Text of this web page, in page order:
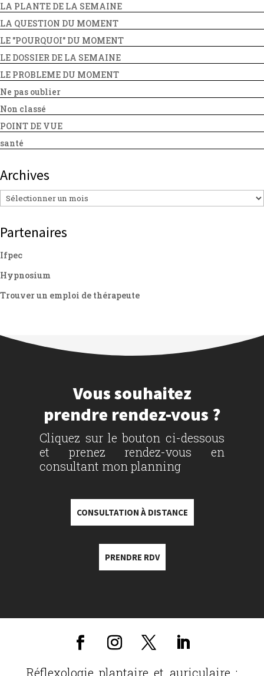
LA PLANTE DE LA SEMAINE
LA QUESTION DU MOMENT
LE "POURQUOI" DU MOMENT
LE DOSSIER DE LA SEMAINE
LE PROBLEME DU MOMENT
Ne pas oublier
Non classé
POINT DE VUE
santé
Archives
Archives
Partenaires
Ifpec
Hypnosium
Trouver un emploi de thérapeute
Vous souhaitez
prendre rendez-vous ?
Cliquez sur le bouton ci-dessous
et prenez rendez-vous en
consultant mon planning
CONSULTATION À DISTANCE
PRENDRE RDV
Réflexologie plantaire et auriculaire :